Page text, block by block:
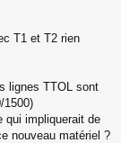
T1 et T2 rien
lignes TTOL sont
1500)
qui impliquerait de
nouveau matériel ?